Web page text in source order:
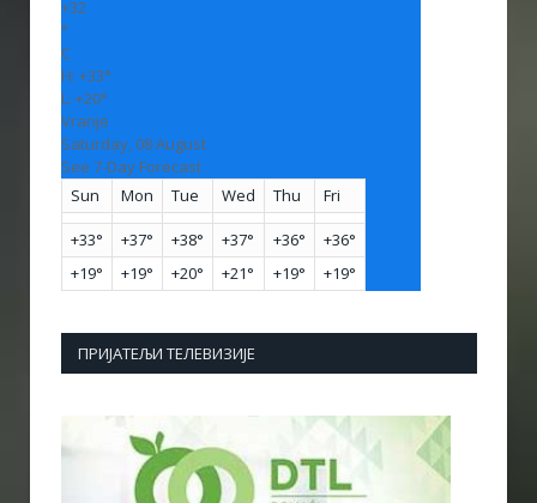
+32
°
C
H: +33°
L: +20°
Vranje
Saturday, 08 August
See 7-Day Forecast
Sun
Mon Tue Wed Thu Fri
+33° +37° +38° +37° +36° +36°
+19° +19° +20° +21° +19° +19°
ПРИЈАТЕЉИ ТЕЛЕВИЗИЈЕ